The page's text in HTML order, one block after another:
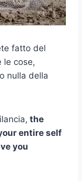
fatto del
le cose,
nulla della
the
entire self
you